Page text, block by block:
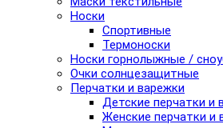
Носки
Спортивные
Термоноски
Носки горнолыжные /
Очки солнцезащитные
Перчатки и варежки
Детские перчатки и
Женские перчатки и